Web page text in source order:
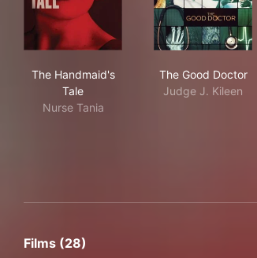
The Handmaid's
Tale
Nurse Tania
The Good Doctor
Judge J. Kileen
Films (28)